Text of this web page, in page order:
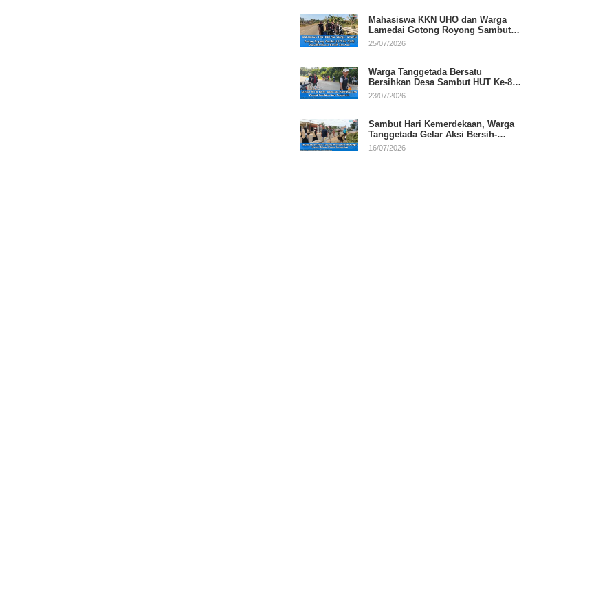
Mahasiswa KKN UHO dan Warga
Lamedai Gotong Royong Sambut
HUT Ke-81 RI
25/07/2026
Warga Tanggetada Bersatu
Bersihkan Desa Sambut HUT Ke-81
RI
23/07/2026
Sambut Hari Kemerdekaan, Warga
Tanggetada Gelar Aksi Bersih-
Bersih Desa
16/07/2026